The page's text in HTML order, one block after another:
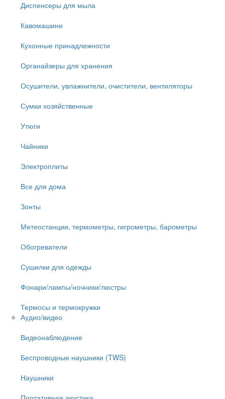
Диспенсеры для мыла
Кавомашини
Кухонные принадлежности
Органайзеры для хранения
Осушители, увлажнители, очистители, вентиляторы
Сумки хозяйственные
Утюги
Чайники
Электроплиты
Все для дома
Зонты
Метеостанции, термометры, гигрометры, барометры
Обогреватели
Сушилки для одежды
Фонари/лампы/ночники/люстры
Термосы и термокружки
Аудио/видео
Видеонаблюдение
Беспроводные наушники (TWS)
Наушники